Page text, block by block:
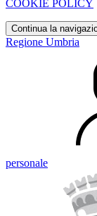
COOKIE POLICY
Continua la
Regione Umbria
personale